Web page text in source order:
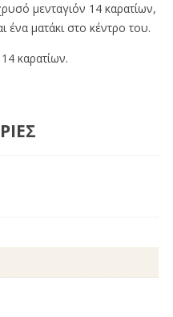
μενταγιόν 14 καρατίων,
ένα ματάκι στο κέντρο του.
καρατίων.